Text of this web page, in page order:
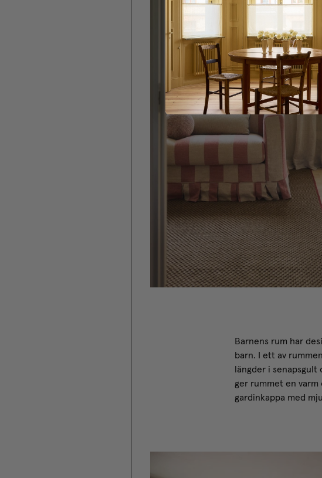
Tunn
Måttbeställd
Barnens rum har
barn. I ett av
längder i
ger rummet en
gardinkappa med